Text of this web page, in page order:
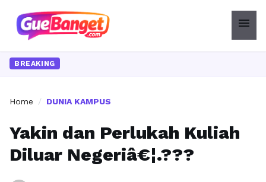
menu
BREAKING
Home / DUNIA KAMPUS
Yakin dan Perlukah Kuliah
Diluar Negeriâ€¦.???